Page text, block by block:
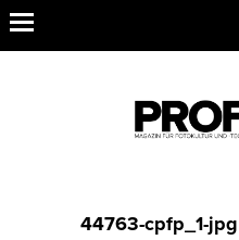
44763-cpfp_1-jpg